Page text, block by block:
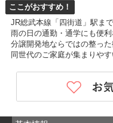
ここがおすすめ！
JR総武本線「四街道」駅まで
雨の日の通勤・通学にも便利
分譲開発地ならではの整った
同世代のご家庭が集まりやす